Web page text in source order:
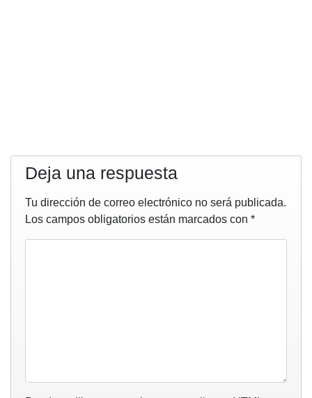
Deja una respuesta
Tu dirección de correo electrónico no será publicada.
Los campos obligatorios están marcados con *